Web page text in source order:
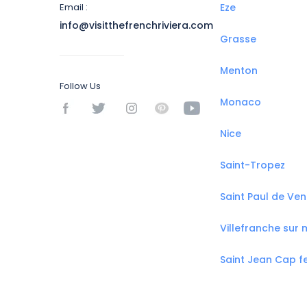
Email :
info@visitthefrenchriviera.com
Follow Us
Eze
Grasse
Menton
Monaco
Nice
Saint-Tropez
Saint Paul de
Villefranche sur
Saint Jean Cap